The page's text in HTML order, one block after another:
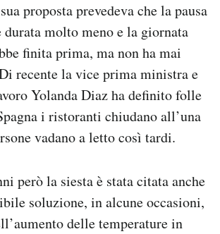
proposta prevedeva che la pausa
durata molto meno e la giornata
finita prima, ma non ha mai
recente la vice prima ministra e
Yolanda Diaz ha definito folle
i ristoranti chiudano all’una
vadano a letto così tardi.
però la siesta è stata citata anche
soluzione, in alcune occasioni,
delle temperature in